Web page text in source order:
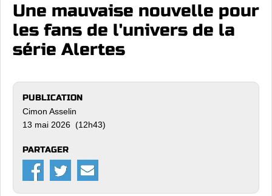
Une mauvaise nouvelle pour
les fans de l'univers de la
série Alertes
PUBLICATION
Cimon Asselin
13 mai 2026 (12h43)
PARTAGER